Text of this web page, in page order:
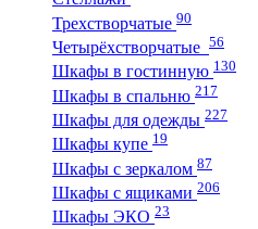
Трехстворчатые 90
Четырёхстворчатые 56
Шкафы в гостинную 130
Шкафы в спальню 217
Шкафы для одежды 227
Шкафы купе 19
Шкафы с зеркалом 87
Шкафы с ящиками 206
Шкафы ЭКО 23